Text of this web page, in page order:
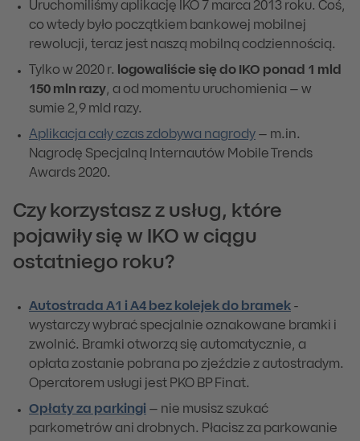
Uruchomiliśmy aplikację IKO 7 marca 2013 roku. Coś,
co wtedy było początkiem bankowej mobilnej
rewolucji, teraz jest naszą mobilną codziennością.
Tylko w 2020 r.
logowaliście się do IKO ponad 1 mld
150 mln razy, a od momentu uruchomienia – w
sumie 2,9 mld razy.
Aplikacja cały czas zdobywa nagrody – m.in.
Nagrodę Specjalną Internautów Mobile Trends
Awards 2020.
Czy korzystasz z usług, które
pojawiły się w IKO w ciągu
ostatniego roku?
Autostrada A1 i A4 bez kolejek do bramek -
wystarczy wybrać specjalnie oznakowane bramki i
zwolnić. Bramki otworzą się automatycznie, a
opłata zostanie pobrana po zjeździe z autostradym.
Operatorem usługi jest PKO BP Finat.
Opłaty za parkingi
– nie musisz szukać
parkometrów ani drobnych. Płacisz za parkowanie